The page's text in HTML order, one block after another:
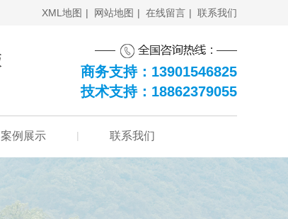
XML地图 | 网站地图 | 在线留言 | 联系我们
商务支持：13901546825
技术支持：18862379055
案例展示 | 联系我们